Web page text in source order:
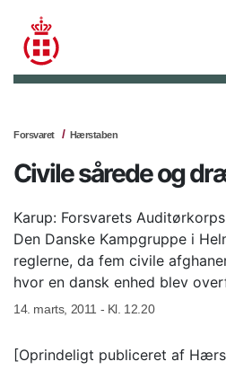
Forsvaret Hærstaben
Civile sårede og
Karup: Forsvarets
Den Danske Kampgruppe i
reglerne, da fem civile
hvor en dansk enhed blev
14. marts, 2011 - Kl. 12.20
[Oprindeligt publiceret af